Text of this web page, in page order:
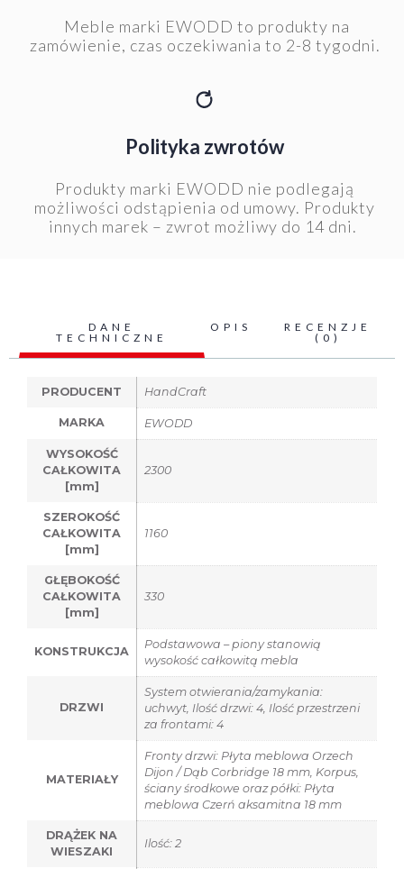
Meble marki EWODD to produkty na
zamówienie, czas oczekiwania to 2-8 tygodni.
Polityka zwrotów
Produkty marki EWODD nie podlegają
możliwości odstąpienia od umowy. Produkty
innych marek – zwrot możliwy do 14 dni.
DANE
TECHNICZNE
OPIS
RECENZJE
(0)
PRODUCENT HandCraft
MARKA EWODD
WYSOKOŚĆ
CAŁKOWITA
[mm]
2300
SZEROKOŚĆ
CAŁKOWITA
[mm]
1160
GŁĘBOKOŚĆ
CAŁKOWITA
[mm]
330
KONSTRUKCJA
Podstawowa – piony stanowią
wysokość całkowitą mebla
DRZWI
System otwierania/zamykania:
uchwyt, Ilość drzwi: 4, Ilość przestrzeni
za frontami: 4
MATERIAŁY
Fronty drzwi: Płyta meblowa Orzech
Dijon / Dąb Corbridge 18 mm, Korpus,
ściany środkowe oraz półki: Płyta
meblowa Czerń aksamitna 18 mm
DRĄŻEK NA
WIESZAKI
Ilość: 2